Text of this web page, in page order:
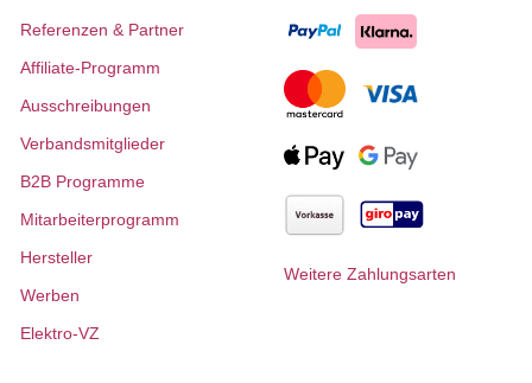
Referenzen & Partner
Affiliate-Programm
Ausschreibungen
Verbandsmitglieder
B2B Programme
Mitarbeiterprogramm
Hersteller
Werben
Elektro-VZ
Weitere Zahlungsarten